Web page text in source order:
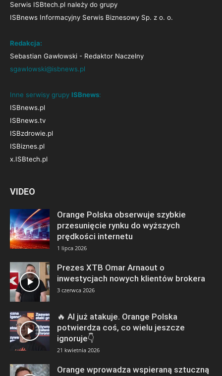
Serwis ISBtech.pl należy do grupy
ISBnews Informacyjny Serwis Biznesowy Sp. z o. o.
Redakcja:
Sebastian Gawłowski - Redaktor Naczelny
sgawlowski@isbnews.pl
Inne serwisy grupy ISBnews:
ISBnews.pl
ISBnews.tv
ISBzdrowie.pl
ISBiznes.pl
x.ISBtech.pl
VIDEO
Orange Polska obserwuje szybkie
przesunięcie rynku do wyższych
prędkości internetu
1 lipca 2026
Prezes XTB Omar Arnaout o
inwestycjach nowych klientów brokera
3 czerwca 2026
🔥 AI już atakuje. Orange Polska
potwierdza coś, co wielu jeszcze
ignoruje👇
21 kwietnia 2026
Orange wprowadza wspieraną sztuczną